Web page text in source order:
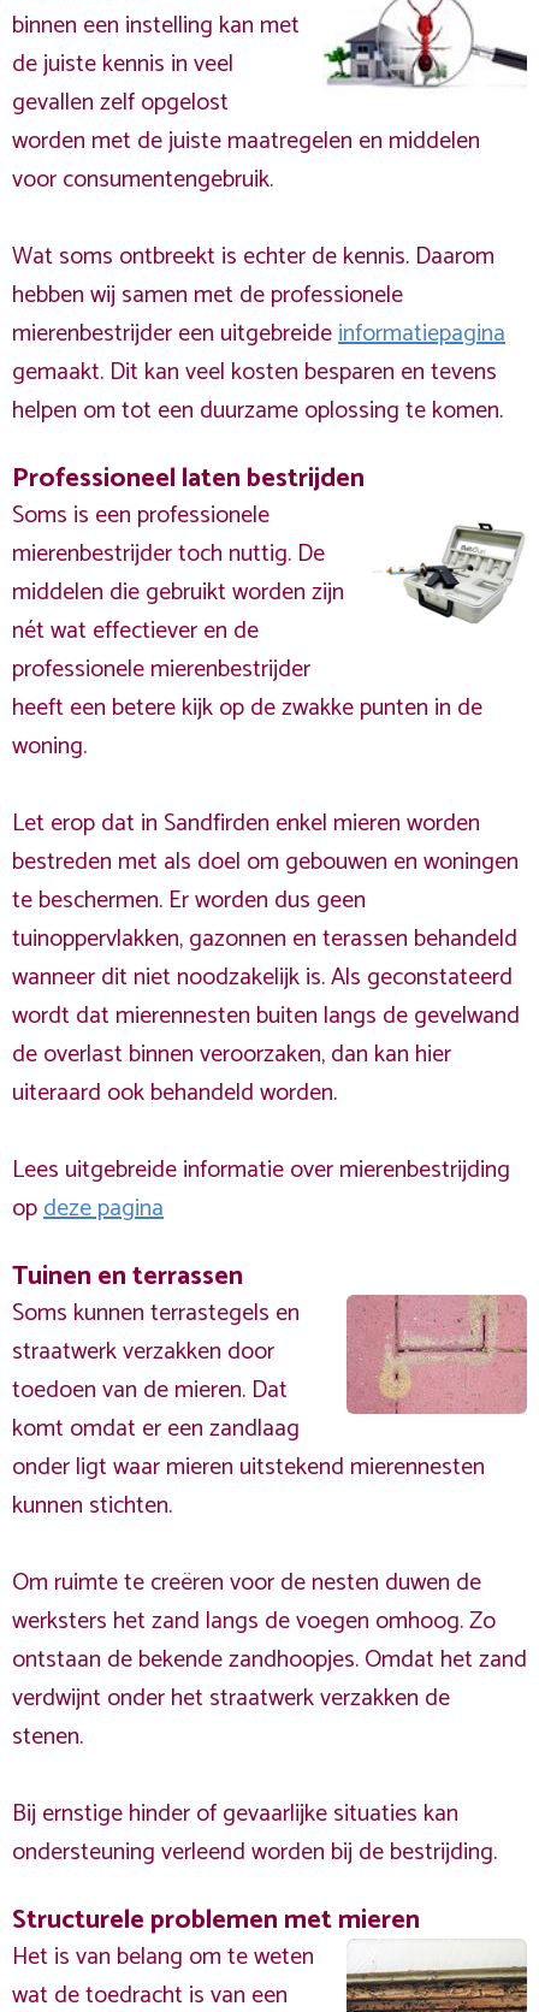
binnen een instelling kan met
de juiste kennis in veel
gevallen zelf opgelost
worden met de juiste maatregelen en middelen
voor consumentengebruik.
Wat soms ontbreekt is echter de kennis. Daarom
hebben wij samen met de professionele
mierenbestrijder een uitgebreideinformatiepagina
gemaakt. Dit kan veel kosten besparen en tevens
helpen om tot een duurzame oplossing te komen.
Professioneel laten bestrijden
Soms is een professionele
mierenbestrijder toch nuttig. De
middelen die gebruikt worden zijn
nét wat effectiever en de
professionele mierenbestrijder
heeft een betere kijk op de zwakke punten in de
woning.
Let erop dat in Sandfirden enkel mieren worden
bestreden met als doel om gebouwen en woningen
te beschermen. Er worden dus geen
tuinoppervlakken, gazonnen en terassen behandeld
wanneer dit niet noodzakelijk is. Als geconstateerd
wordt dat mierennesten buiten langs de gevelwand
de overlast binnen veroorzaken, dan kan hier
uiteraard ook behandeld worden.
Lees uitgebreide informatie over mierenbestrijding
opdeze pagina
Tuinen en terrassen
Soms kunnen terrastegels en
straatwerk verzakken door
toedoen van de mieren. Dat
komt omdat er een zandlaag
onder ligt waar mieren uitstekend mierennesten
kunnen stichten.
Om ruimte te creëren voor de nesten duwen de
werksters het zand langs de voegen omhoog. Zo
ontstaan de bekende zandhoopjes. Omdat het zand
verdwijnt onder het straatwerk verzakken de
stenen.
Bij ernstige hinder of gevaarlijke situaties kan
ondersteuning verleend worden bij de bestrijding.
Structurele problemen met mieren
Het is van belang om te weten
wat de toedracht is van een